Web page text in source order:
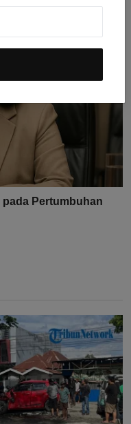
pada Pertumbuhan